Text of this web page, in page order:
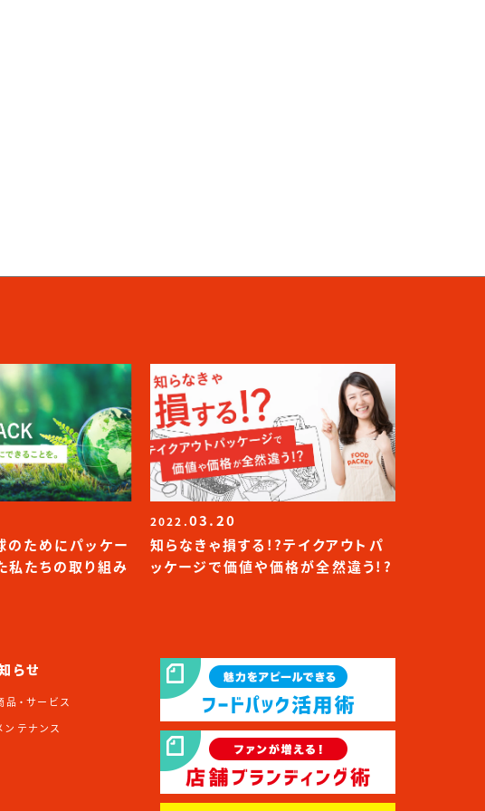
のためにパッケー
私たちの取り組み
2022.03.20
知らなきゃ損する!?テイクアウトパ
ッケージで価値や価格が全然違う!?
らせ
品・サービス
ンテナンス